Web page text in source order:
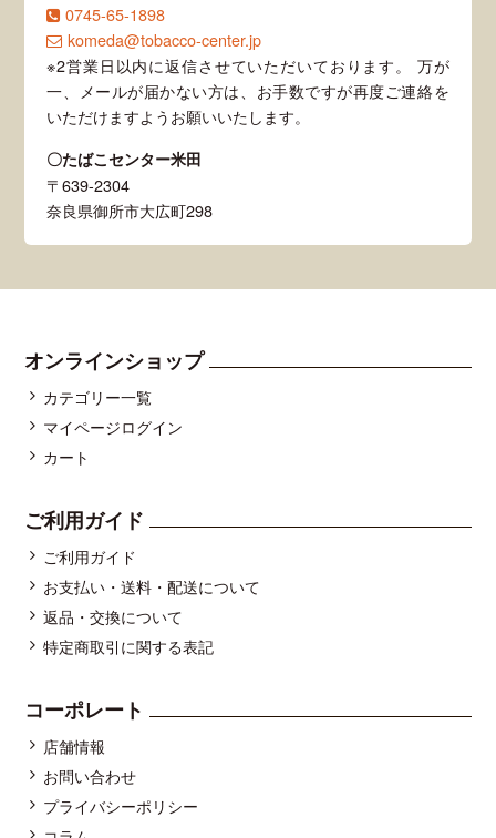
0745-65-1898
komeda@tobacco-center.jp
※2営業日以内に返信させていただいております。 万が
一、メールが届かない方は、お手数ですが再度ご連絡を
いただけますようお願いいたします。
〇たばこセンター米田
〒639-2304
奈良県御所市大広町298
オンラインショップ
カテゴリー一覧
マイページログイン
カート
ご利用ガイド
ご利用ガイド
お支払い・送料・配送について
返品・交換について
特定商取引に関する表記
コーポレート
店舗情報
お問い合わせ
プライバシーポリシー